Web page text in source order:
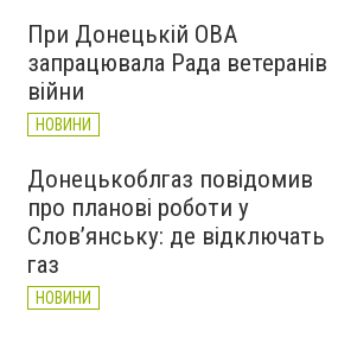
При Донецькій ОВА
запрацювала Рада ветеранів
війни
НОВИНИ
Донецькоблгаз повідомив
про планові роботи у
Слов’янську: де відключать
газ
НОВИНИ